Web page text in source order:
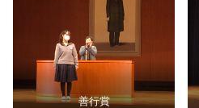
善行賞